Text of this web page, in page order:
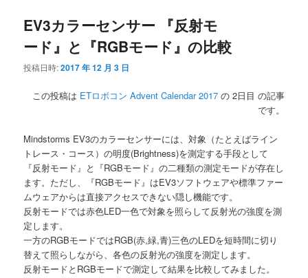
EV3カラーセンサー 『反射モ
ード』と『RGBモード』の比較
投稿日時:2017 年 12 月 3 日
この投稿は ETロボコン Advent Calendar 2017の 2日目 の記事
です。
Mindstorms EV3のカラーセンサーには、対象（たとえばライン
トレース・コース）の明度(Brightness)を測定する手段として
『反射モード』と『RGBモード』の二種類の測定モードが存在し
ます。ただし、『RGBモード』はEV3ソフトウェアや標準ファー
ムウェアからは直接アクセスできない隠し機能です。
反射モードでは赤色LED一色で対象を照らして反射光の強度を測
定します。
一方のRGBモードではRGB(赤,緑,青)三色のLEDを短時間に切り
替えて照らしながら、各色の反射光の強度を測定します。
反射モードとRGBモードで測定して結果を比較してみました。